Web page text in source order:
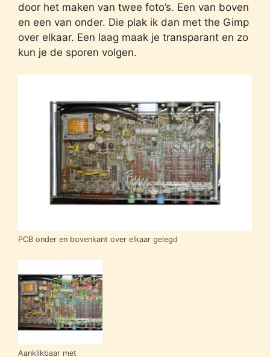
door het maken van twee foto’s. Een van boven
en een van onder. Die plak ik dan met the Gimp
over elkaar. Een laag maak je transparant en zo
kun je de sporen volgen.
PCB onder en bovenkant over elkaar gelegd
Aanklikbaar met